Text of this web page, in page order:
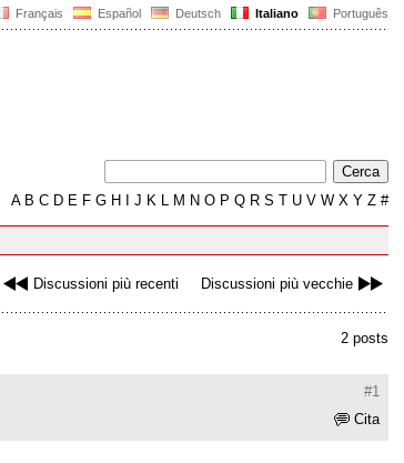
Français Español Deutsch Italiano Português
AB C D E F G H J K L M N O P Q R S T U V W X Y Z #
Discussioni più recenti Discussioni più vecchie
2 posts
#1
Cita